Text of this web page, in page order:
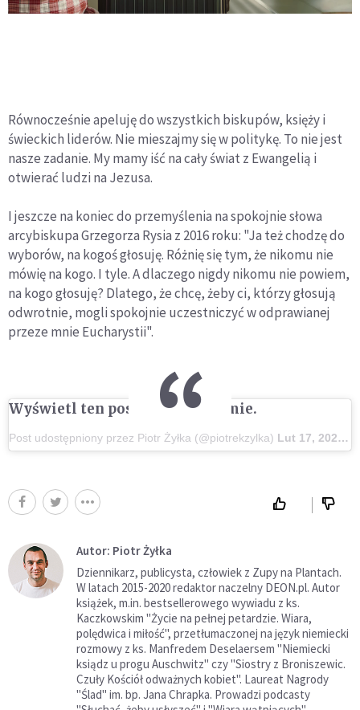
Równocześnie apeluję do wszystkich biskupów, księży i
świeckich liderów. Nie mieszajmy się w politykę. To nie jest
nasze zadanie. My mamy iść na cały świat z Ewangelią i
otwierać ludzi na Jezusa.
I jeszcze na koniec do przemyślenia na spokojnie słowa
arcybiskupa Grzegorza Rysia z 2016 roku: "Ja też chodzę do
wyborów, na kogoś głosuję. Różnię się tym, że nikomu nie
mówię na kogo. I tyle. A dlaczego nigdy nikomu nie powiem,
na kogo głosuję? Dlatego, że chcę, żeby ci, którzy głosują
odwrotnie, mogli spokojnie uczestniczyć w odprawianej
przeze mnie Eucharystii".
Wyświetl ten post na Instagramie.
Post udostępniony przez Piotr Żyłka (@piotrekzylka) Lut 17, 2020 o 5:15 PST
Autor: Piotr Żyłka
Dziennikarz, publicysta, człowiek z Zupy na Plantach.
W latach 2015-2020 redaktor naczelny DEON.pl. Autor
książek, m.in. bestsellerowego wywiadu z ks.
Kaczkowskim "Życie na pełnej petardzie. Wiara,
polędwica i miłość", przetłumaczonej na język niemiecki
rozmowy z ks. Manfredem Deselaersem "Niemiecki
ksiądz u progu Auschwitz" czy "Siostry z Broniszewic.
Czuły Kościół odważnych kobiet". Laureat Nagrody
"Ślad" im. bp. Jana Chrapka. Prowadzi podcasty